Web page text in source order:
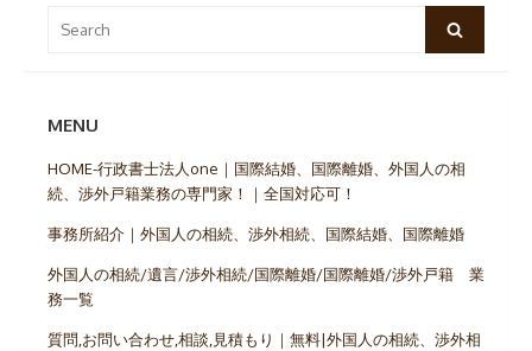
Search
MENU
HOME-行政書士法人one｜国際結婚、国際離婚、外国人の相
続、渉外戸籍業務の専門家！｜全国対応可！
事務所紹介｜外国人の相続、渉外相続、国際結婚、国際離婚
外国人の相続/遺言/渉外相続/国際離婚/国際離婚/渉外戸籍 業
務一覧
質問,お問い合わせ,相談,見積もり｜無料|外国人の相続、渉外相